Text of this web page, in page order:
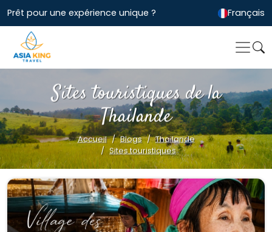
Prêt pour une expérience unique ? Français
Sites touristiques de la
Thailande
Accueil Blogs
Thailande
Sites touristiques